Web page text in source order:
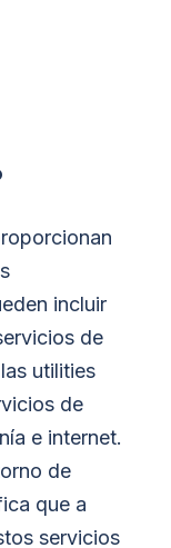
incluir
de
utilities
de
e internet.
de
que a
servicios